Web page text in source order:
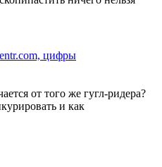
цифры
от того же гугл-ридера?
и как